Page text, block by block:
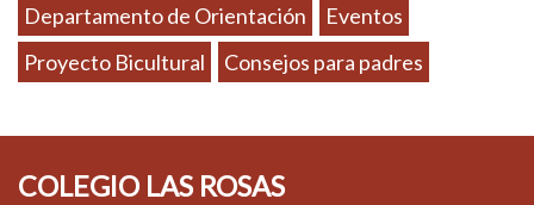
Departamento de Orientación
Eventos
Proyecto Bicultural
Consejos para padres
COLEGIO LAS ROSAS